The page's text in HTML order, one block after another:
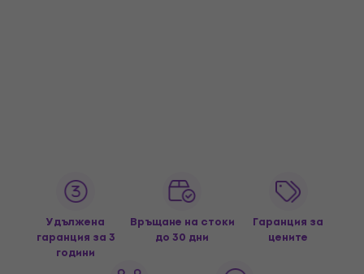
Удължена
гаранция за 3
години
Връщане на стоки
до 30 дни
Гаранция за
цените